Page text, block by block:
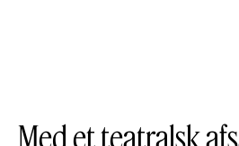
Med et teatralsk